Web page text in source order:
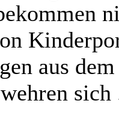
aus
sich